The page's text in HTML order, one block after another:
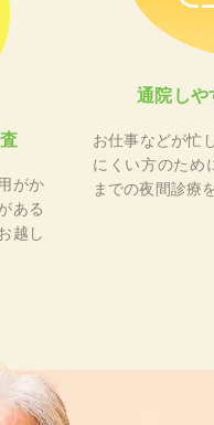
がか
ある
越し
通院しや
お仕事などが忙
にくい方のため
までの夜間診療